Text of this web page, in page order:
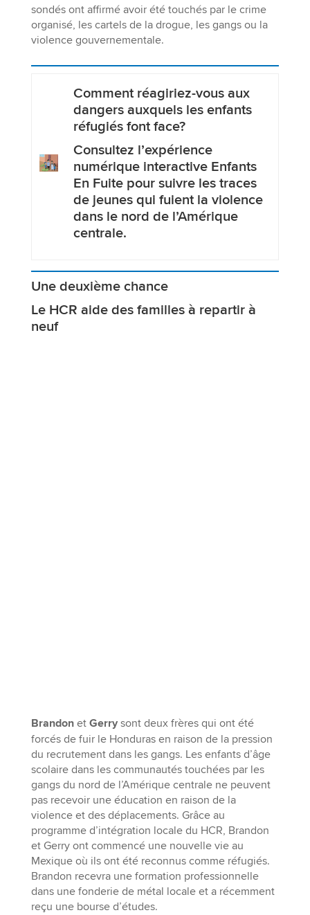
sondés ont affirmé avoir été touchés par le crime
organisé, les cartels de la drogue, les gangs ou la
violence gouvernementale.
Comment réagiriez-vous aux
dangers auxquels les enfants
réfugiés font face?
Consultez l’expérience
numérique interactive Enfants
En Fuite pour suivre les traces
de jeunes qui fuient la violence
dans le nord de l’Amérique
centrale.
Une deuxième chance
Le HCR aide des familles à repartir à
neuf
Brandonet Gerrysont deux frères qui ont été
forcés de fuir le Honduras en raison de la pression
du recrutement dans les gangs. Les enfants d’âge
scolaire dans les communautés touchées par les
gangs du nord de l’Amérique centrale ne peuvent
pas recevoir une éducation en raison de la
violence et des déplacements. Grâce au
programme d’intégration locale du HCR, Brandon
et Gerry ont commencé une nouvelle vie au
Mexique où ils ont été reconnus comme réfugiés.
Brandon recevra une formation professionnelle
dans une fonderie de métal locale et a récemment
reçu une bourse d’études.